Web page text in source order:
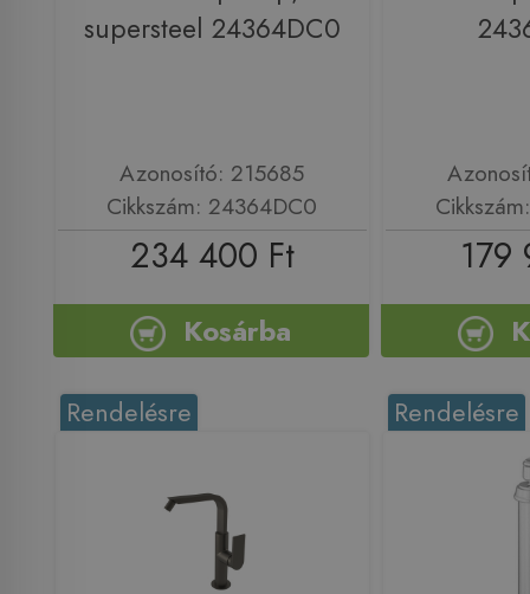
supersteel 24364DC0
Azonosító: 215685
Cikkszám: 24364DC0
234 400 Ft
Kosárba
179
Rendelésre Rendelésre